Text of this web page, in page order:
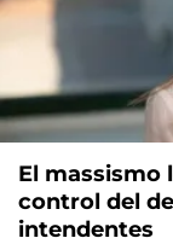
El massismo
control del
intendentes